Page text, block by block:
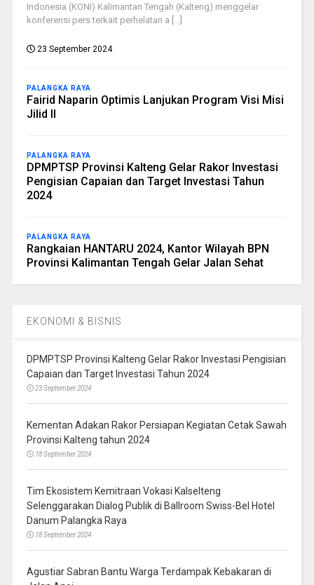
Indonesia (KONI) Kalimantan Tengah (Kalteng) menggelar
konferensi pers terkait perhelatan a [...]
23 September 2024
PALANGKA RAYA
Fairid Naparin Optimis Lanjukan Program Visi Misi
Jilid II
PALANGKA RAYA
DPMPTSP Provinsi Kalteng Gelar Rakor Investasi
Pengisian Capaian dan Target Investasi Tahun
2024
PALANGKA RAYA
Rangkaian HANTARU 2024, Kantor Wilayah BPN
Provinsi Kalimantan Tengah Gelar Jalan Sehat
EKONOMI & BISNIS
DPMPTSP Provinsi Kalteng Gelar Rakor Investasi Pengisian
Capaian dan Target Investasi Tahun 2024
23 September 2024
Kementan Adakan Rakor Persiapan Kegiatan Cetak Sawah
Provinsi Kalteng tahun 2024
18 September 2024
Tim Ekosistem Kemitraan Vokasi Kalselteng
Selenggarakan Dialog Publik di Ballroom Swiss-Bel Hotel
Danum Palangka Raya
18 September 2024
Agustiar Sabran Bantu Warga Terdampak Kebakaran di